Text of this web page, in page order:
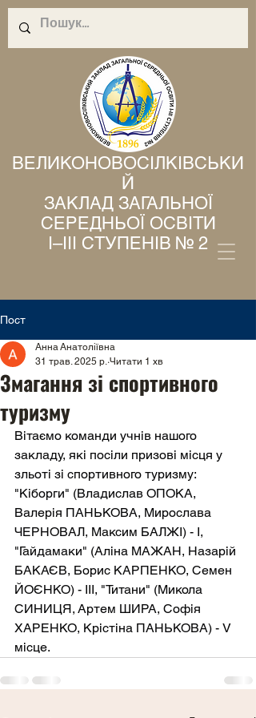
ВЕЛИКОНОВОСІЛКІВСЬКИ
Й
ЗАКЛАД ЗАГАЛЬНОЇ
СЕРЕДНЬОЇ ОСВІТИ
І–ІІІ СТУПЕНІВ № 2
Пост
Змагання зі спортивного
туризму
Анна Анатоліївна
31 трав. 2025 р. Читати 1 хв
Вітаємо команди учнів нашого
закладу, які посіли призові місця у
зльоті зі спортивного туризму:
"Кіборги" (Владислав ОПОКА,
Валерія ПАНЬКОВА, Мирослава
ЧЕРНОВАЛ, Максим БАЛЖІ) - І,
"Гайдамаки" (Аліна МАЖАН, Назарій
БАКАЄВ, Борис КАРПЕНКО, Семен
ЙОЄНКО) - ІІІ, "Титани" (Микола
СИНИЦЯ, Артем ШИРА, Софія
ХАРЕНКО, Крістіна ПАНЬКОВА) - V
місце.